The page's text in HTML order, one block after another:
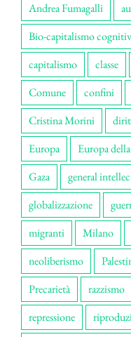
Andrea Fumagalli
Bio-capitalismo
capitalismo
classe
Comune
confini
Cristina Morini
Europa
Europa
Gaza
general
globalizzazione
migranti
Milano
neoliberismo
Precarietà
razzismo
repressione